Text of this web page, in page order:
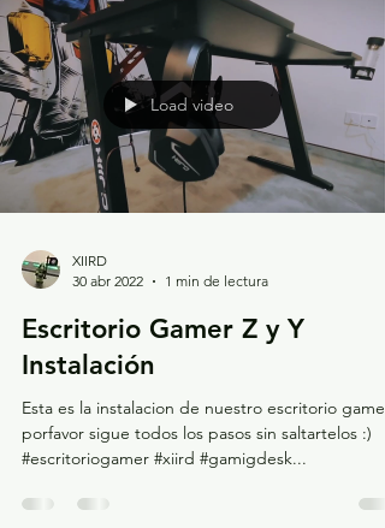
Load video
XIIRD
30 abr 2022
1 min de lectura
Escritorio Gamer Z y Y
Instalación
Esta es la instalacion de nuestro escritorio gamer,
porfavor sigue todos los pasos sin saltartelos :)
#escritoriogamer #xiird #gamigdesk...